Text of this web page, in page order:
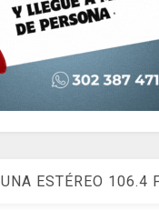
ESTÉREO 106.4